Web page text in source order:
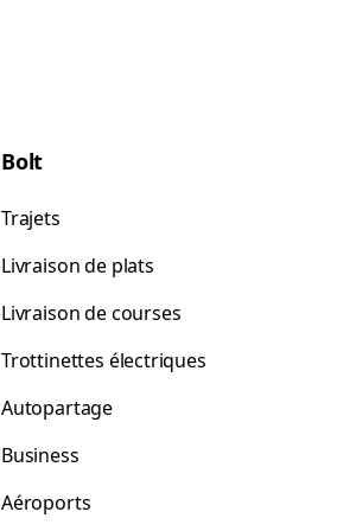
Bolt
Trajets
Livraison de plats
Livraison de courses
Trottinettes électriques
Autopartage
Business
Aéroports